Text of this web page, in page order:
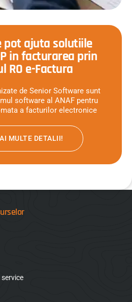
pot ajuta solutiile
in facturarea prin
RO e-Factura
de Senior Software sunt
software al ANAF pentru
a facturilor electronice
MULTE DETALII!